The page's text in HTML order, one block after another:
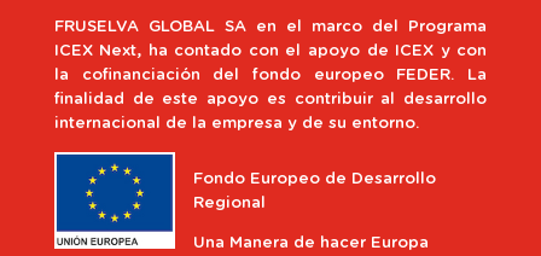
FRUSELVA GLOBAL SA en el marco del Programa
ICEX Next, ha contado con el apoyo de ICEX y con
la cofinanciación del fondo europeo FEDER. La
finalidad de este apoyo es contribuir al desarrollo
internacional de la empresa y de su entorno.
Fondo Europeo de Desarrollo
Regional
Una Manera de hacer Europa